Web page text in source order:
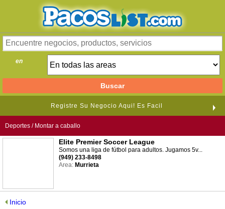
en
Registre Su Negocio Aqui! Es Facil
Deportes / Montar a caballo
Elite Premier Soccer League
Somos una liga de fútbol para adultos. Jugamos 5v...
(949) 233-8498
Area: Murrieta
Inicio